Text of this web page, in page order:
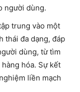
người dùng.
trung vào một
thái đa dạng, đáp
dùng, từ tìm
hóa. Sự kết
liền mạch